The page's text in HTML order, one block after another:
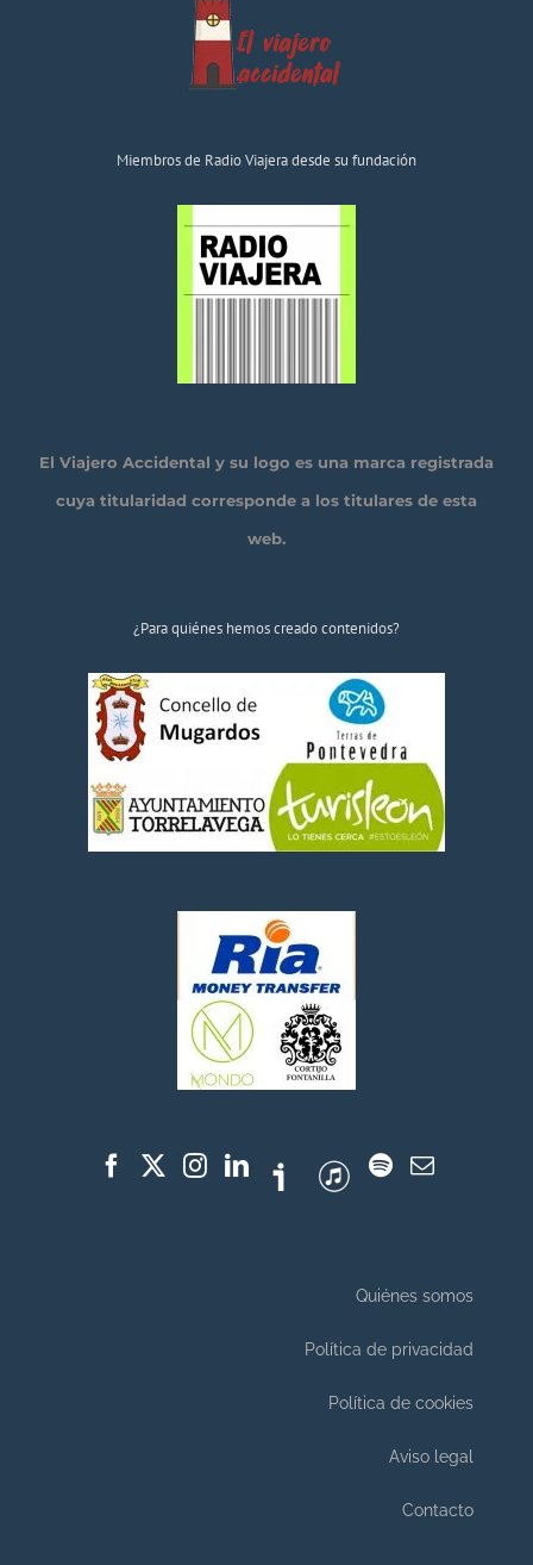
Miembros de Radio Viajera desde su fundación
El Viajero Accidental y su logo es una marca registrada
cuya titularidad corresponde a los titulares de esta
web.
¿Para quiénes hemos creado contenidos?
Quiénes somos
Política de privacidad
Política de cookies
Aviso legal
Contacto